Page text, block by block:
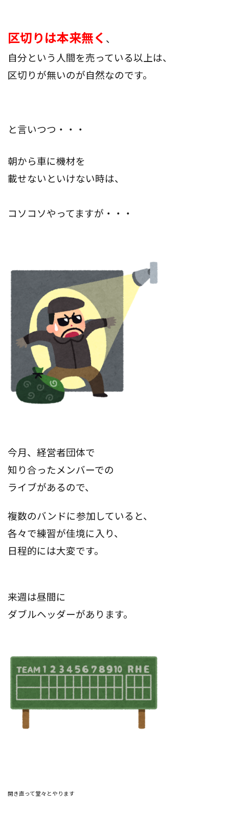
区切りは本来無く 、
自分という人間を売っている以上は、
区切りが無いのが自然なのです。
と言いつつ・・・
朝から車に機材を
載せないといけない時は、
コソコソやってますが・・・
今月、経営者団体で
知り合ったメンバーでの
ライブがあるので、
複数のバンドに参加していると、
各々で練習が佳境に入り、
日程的には大変です。
来週は昼間に
ダブルヘッダーがあります。
開き直って堂々とやります